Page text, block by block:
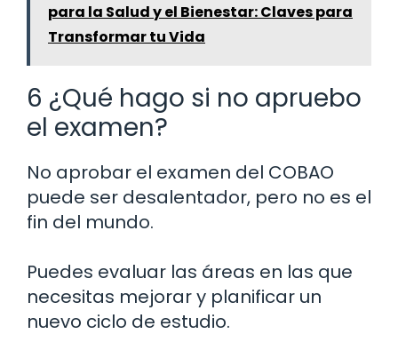
para la Salud y el Bienestar: Claves para
Transformar tu Vida
6 ¿Qué hago si no apruebo
el examen?
No aprobar el examen del COBAO
puede ser desalentador, pero no es el
fin del mundo.
Puedes evaluar las áreas en las que
necesitas mejorar y planificar un
nuevo ciclo de estudio.